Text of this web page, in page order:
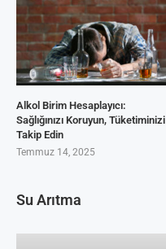
Alkol Birim Hesaplayıcı:
Sağlığınızı Koruyun, Tüketiminizi
Takip Edin
Temmuz 14, 2025
Su Arıtma